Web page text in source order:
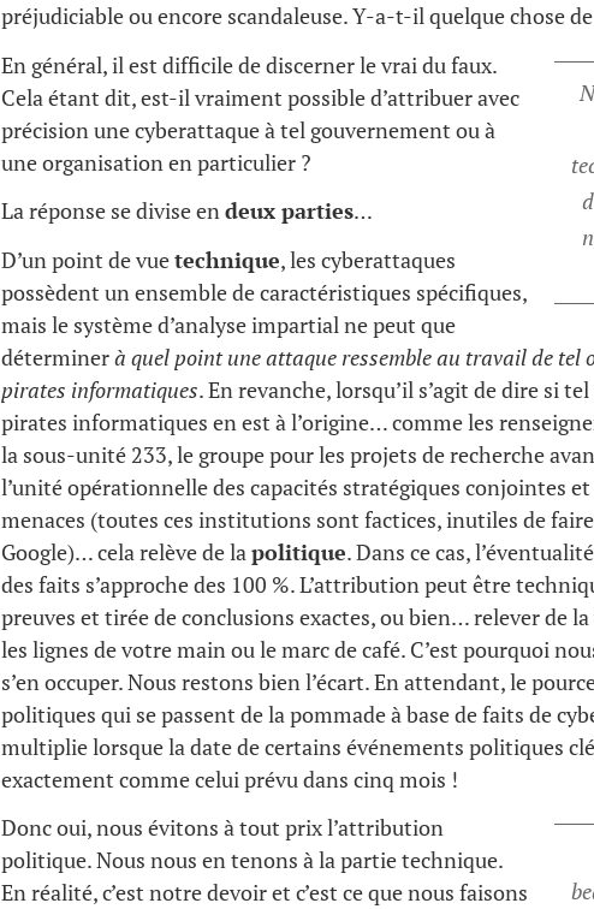
préjudiciable ou encore scandaleuse. Y-a-t-il quelque chose
En général, il est difficile de discerner le vrai du faux.
Cela étant dit, est-il vraiment possible d’attribuer avec
précision une cyberattaque à tel gouvernement ou à
une organisation en particulier ?
La réponse se divise endeux parties…
D’un point de vuetechnique, les cyberattaques
possèdent un ensemble de caractéristiques spécifiques,
mais le système d’analyse impartial ne peut que
déterminerà quel point une attaque ressemble au travail de tel
pirates informatiques. En revanche, lorsqu’il s’agit de dire si
pirates informatiques en est à l’origine… comme les
la sous-unité 233, le groupe pour les projets de recherche
l’unité opérationnelle des capacités stratégiques conjointes
menaces (toutes ces institutions sont factices, inutiles de
Google)… cela relève de lapolitique. Dans ce cas,
des faits s’approche des 100 %. L’attribution peut être
preuves et tirée de conclusions exactes, ou bien… relever de
les lignes de votre main ou le marc de café. C’est pourquoi
s’en occuper. Nous restons bien l’écart. En attendant, le
politiques qui se passent de la pommade à base de faits de
multiplie lorsque la date de certains événements politiques
exactement comme celui prévu dans cinq mois !
Donc oui, nous évitons à tout prix l’attribution
politique. Nous nous en tenons à la partie technique.
En réalité, c’est notre devoir et c’est ce que nous faisons